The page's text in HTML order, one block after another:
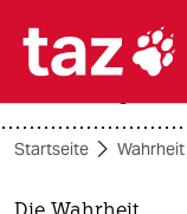

Startseite Wahrheit